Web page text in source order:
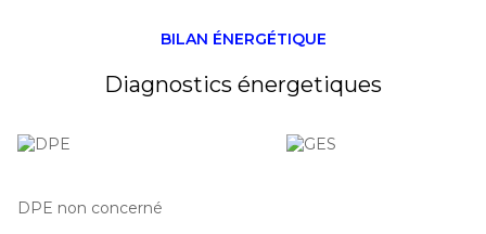
Terrain entièrement clos
Espaces verts aménagés
Parkings entièrement goudronnés
Atouts
Produit rare sur le secteur
BILAN ÉNERGÉTIQUE
Diagnostics énergetiques
DPE non concerné